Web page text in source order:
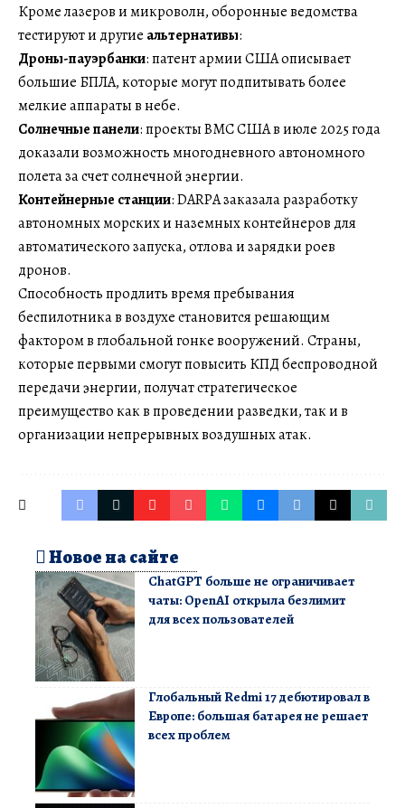
Кроме лазеров и микроволн, оборонные ведомства
тестируют и другие альтернативы:
Дроны-пауэрбанки: патент армии США описывает
большие БПЛА, которые могут подпитывать более
мелкие аппараты в небе.
Солнечные панели: проекты ВМС США в июле 2025 года
доказали возможность многодневного автономного
полета за счет солнечной энергии.
Контейнерные станции: DARPA заказала разработку
автономных морских и наземных контейнеров для
автоматического запуска, отлова и зарядки роев
дронов.
Способность продлить время пребывания
беспилотника в воздухе становится решающим
фактором в глобальной гонке вооружений. Страны,
которые первыми смогут повысить КПД беспроводной
передачи энергии, получат стратегическое
преимущество как в проведении разведки, так и в
организации непрерывных воздушных атак.
Новое на сайте
ChatGPT больше не ограничивает
чаты: OpenAI открыла безлимит
для всех пользователей
Глобальный Redmi 17 дебютировал в
Европе: большая батарея не решает
всех проблем